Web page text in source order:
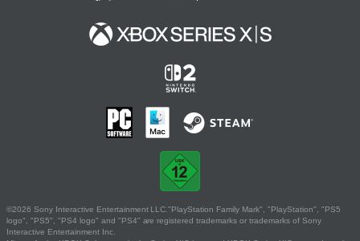
©2026 Sony Interactive Entertainment LLC."PlayStation Family Mark", "PlayStation", "PS5
logo", "PS5", "PS4 logo" and "PS4" are registered trademarks or trademarks of Sony
Interactive Entertainment Inc.